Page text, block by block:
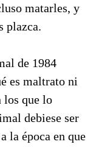
matarles, y
plazca.
de 1984
es maltrato ni
los que lo
debiese ser
la época en que